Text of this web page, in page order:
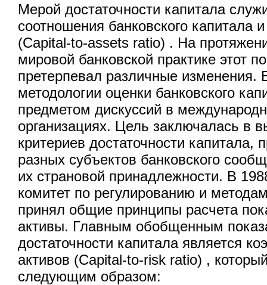
Мерой достаточности капитала
соотношения банковского капитала
(Capital-to-assets ratio) . На
мировой банковской практике этот
претерпевал различные изменения.
методологии оценки банковского
предметом дискуссий в
организациях. Цель заключалась в
критериев достаточности
разных субъектов банковского
их страновой принадлежности. В
комитет по регулированию и
принял общие принципы расчета
активы. Главным обобщенным
достаточности капитала является
активов (Capital-to-risk ratio) ,
следующим образом: